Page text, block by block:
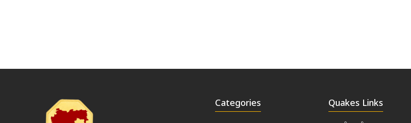
Categories Quakes Links